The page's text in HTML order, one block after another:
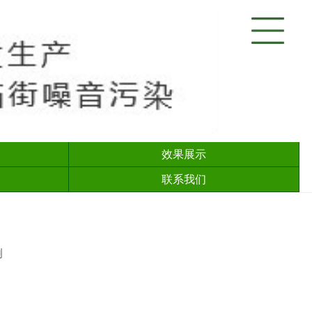
效果展示
联系我们